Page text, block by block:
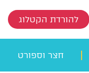
להורדת הקטלוג
חצר וספורט